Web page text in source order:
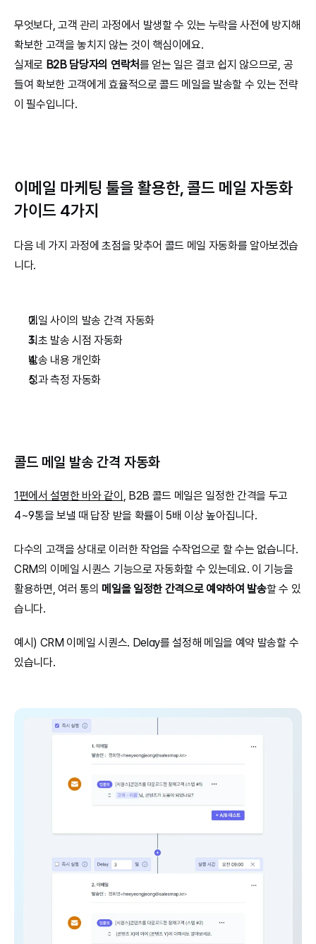
무엇보다, 고객 관리 과정에서 발생할 수 있는 누락을 사전에 방지해
확보한 고객을 놓치지 않는 것이 핵심이에요.
실제로 B2B 담당자의 연락처를 얻는 일은 결코 쉽지 않으므로, 공
들여 확보한 고객에게 효율적으로 콜드 메일을 발송할 수 있는 전략
이 필수입니다.
이메일 마케팅 툴을 활용한, 콜드 메일 자동화
가이드 4가지
다음 네 가지 과정에 초점을 맞추어 콜드 메일 자동화를 알아보겠습
니다.
메일 사이의 발송 간격 자동화
최초 발송 시점 자동화
발송 내용 개인화
성과 측정 자동화
콜드 메일 발송 간격 자동화
1편에서 설명한 바와 같이 , B2B 콜드 메일은 일정한 간격을 두고
4~9통을 보낼 때 답장 받을 확률이 5배 이상 높아집니다.
다수의 고객을 상대로 이러한 작업을 수작업으로 할 수는 없습니다.
CRM의 이메일 시퀀스 기능으로 자동화할 수 있는데요. 이 기능을
활용하면, 여러 통의 메일을 일정한 간격으로 예약하여 발송할 수 있
습니다.
예시) CRM 이메일 시퀀스. Delay를 설정해 메일을 예약 발송할 수
있습니다.